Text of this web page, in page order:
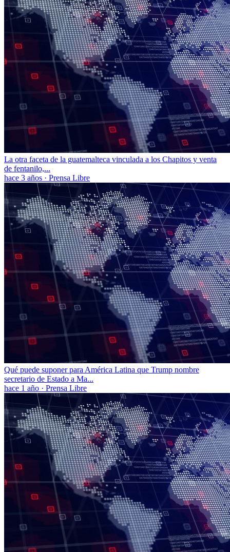
La otra faceta de la guatemalteca vinculada a los Chapitos y venta
de fentanilo,...
hace 3 años · Prensa Libre
Qué puede suponer para América Latina que Trump nombre
secretario de Estado a Ma...
hace 1 año · Prensa Libre